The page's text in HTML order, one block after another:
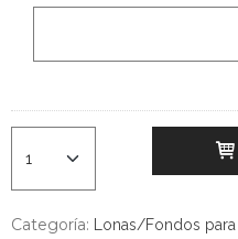
Categoría: Lonas/Fondos